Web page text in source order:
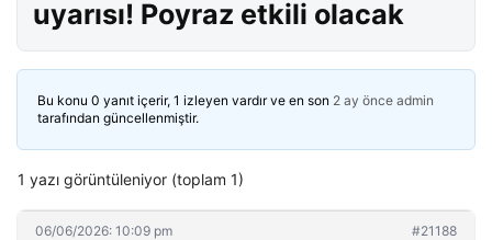
uyarısı! Poyraz etkili olacak
Bu konu 0 yanıt içerir, 1 izleyen vardır ve en son 2 ay önce admin
tarafından güncellenmiştir.
1 yazı görüntüleniyor (toplam 1)
06/06/2026: 10:09 pm #21188